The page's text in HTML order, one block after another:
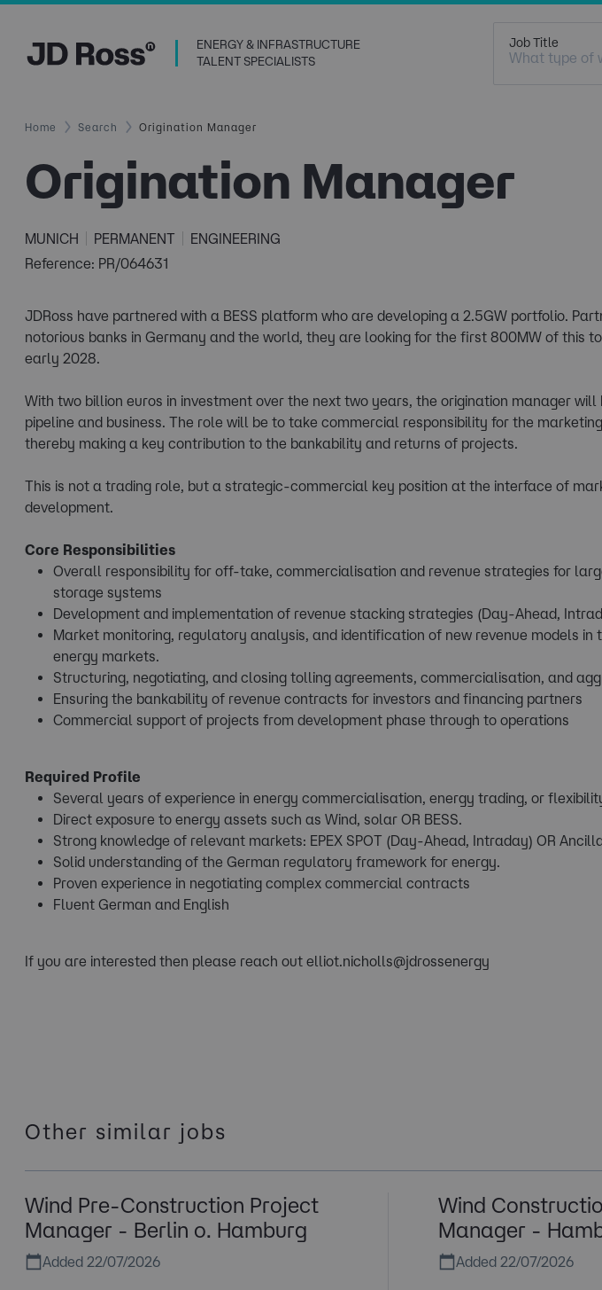
ENERGY & INFRASTRUCTURE
TALENT SPECIALISTS
Job Title
Home Search Origination Manager
Origination Manager
MUNICH PERMANENT
ENGINEERING
Reference: PR/064631
JDRoss have partnered with a BESS platform who are developing a 2.5GW portfolio.
notorious banks in Germany and the world, they are looking for the first 800MW of this
early 2028.
With two billion euros in investment over the next two years, the origination manager
pipeline and business. The role will be to take commercial responsibility for the
thereby making a key contribution to the bankability and returns of projects.
This is not a trading role, but a strategic-commercial key position at the interface of
development.
Core Responsibilities
Overall responsibility for off-take, commercialisation and revenue strategies for
storage systems
Development and implementation of revenue stacking strategies (Day-Ahead,
Market monitoring, regulatory analysis, and identification of new revenue models in
energy markets.
Structuring, negotiating, and closing tolling agreements, commercialisation, and
Ensuring the bankability of revenue contracts for investors and financing partners
Commercial support of projects from development phase through to operations
Required Profile
Several years of experience in energy commercialisation, energy trading, or
Direct exposure to energy assets such as Wind, solar OR BESS.
Strong knowledge of relevant markets: EPEX SPOT (Day-Ahead, Intraday) OR
Solid understanding of the German regulatory framework for energy.
Proven experience in negotiating complex commercial contracts
Fluent German and English
If you are interested then please reach out elliot.nicholls@jdrossenergy
Other similar jobs
Wind Pre-Construction Project
Manager - Berlin o. Hamburg
Added 22/07/2026
Wind
Manager -
Added 22/07/2026